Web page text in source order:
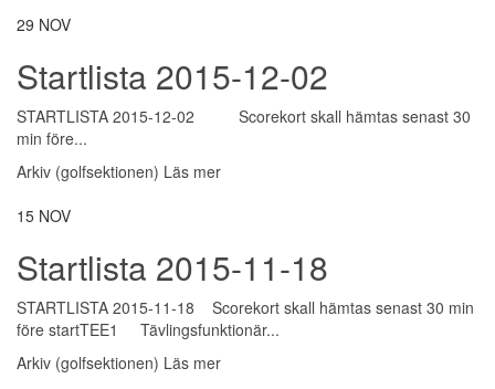
29 NOV
Startlista 2015-12-02
STARTLISTA 2015-12-02 Scorekort skall hämtas senast 30
min före...
Arkiv (golfsektionen) Läs mer
15 NOV
Startlista 2015-11-18
STARTLISTA 2015-11-18 Scorekort skall hämtas senast 30 min
före startTEE1 Tävlingsfunktionär...
Arkiv (golfsektionen) Läs mer